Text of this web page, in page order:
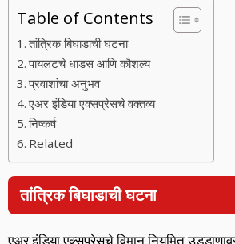
Table of Contents
तांत्रिक बिघाडाची घटना
पायलटचे धाडस आणि कौशल्य
प्रवाशांचा अनुभव
एअर इंडिया एक्सप्रेसचे वक्तव्य
निष्कर्ष
Related
तांत्रिक बिघाडाची घटना